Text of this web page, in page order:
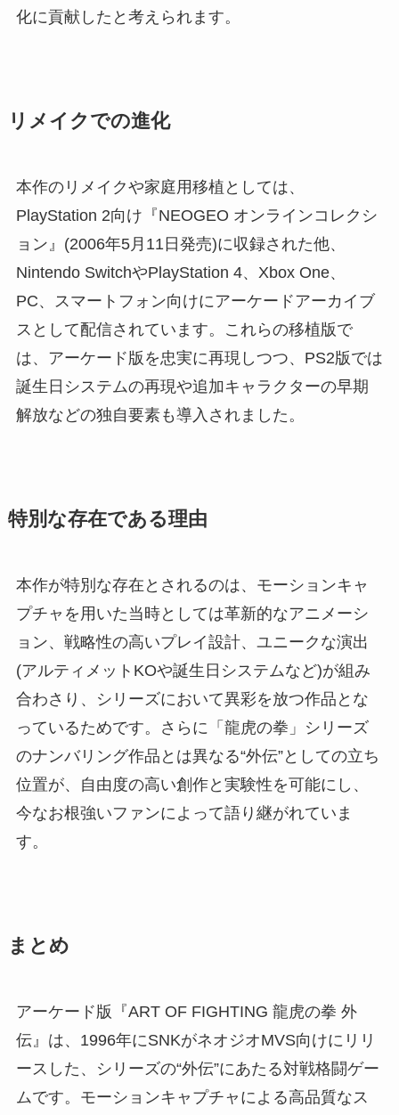
化に貢献したと考えられます。
リメイクでの進化
本作のリメイクや家庭用移植としては、
PlayStation 2向け『NEOGEO オンラインコレクシ
ョン』(2006年5月11日発売)に収録された他、
Nintendo SwitchやPlayStation 4、Xbox One、
PC、スマートフォン向けにアーケードアーカイブ
スとして配信されています。これらの移植版で
は、アーケード版を忠実に再現しつつ、PS2版では
誕生日システムの再現や追加キャラクターの早期
解放などの独自要素も導入されました。
特別な存在である理由
本作が特別な存在とされるのは、モーションキャ
プチャを用いた当時としては革新的なアニメーシ
ョン、戦略性の高いプレイ設計、ユニークな演出
(アルティメットKOや誕生日システムなど)が組み
合わさり、シリーズにおいて異彩を放つ作品とな
っているためです。さらに「龍虎の拳」シリーズ
のナンバリング作品とは異なる“外伝”としての立ち
位置が、自由度の高い創作と実験性を可能にし、
今なお根強いファンによって語り継がれていま
す。
まとめ
アーケード版『ART OF FIGHTING 龍虎の拳 外
伝』は、1996年にSNKがネオジオMVS向けにリリ
ースした、シリーズの“外伝”にあたる対戦格闘ゲー
ムです。モーションキャプチャによる高品質なス